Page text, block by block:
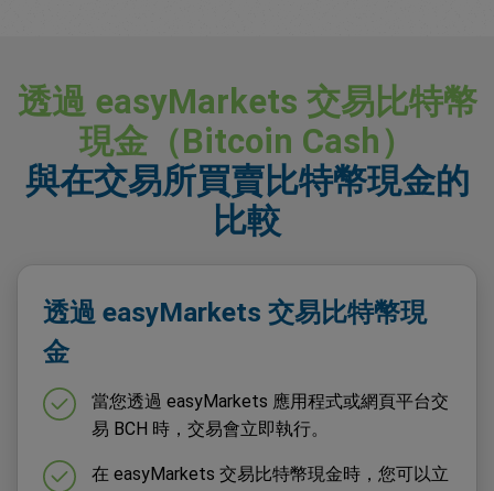
透過 easyMarkets 交易比特幣
現金（Bitcoin Cash）
與在交易所買賣比特幣現金的
比較
透過 easyMarkets 交易比特幣現
金
當您透過 easyMarkets 應用程式或網頁平台交
易 BCH 時，交易會立即執行。
在 easyMarkets 交易比特幣現金時，您可以立